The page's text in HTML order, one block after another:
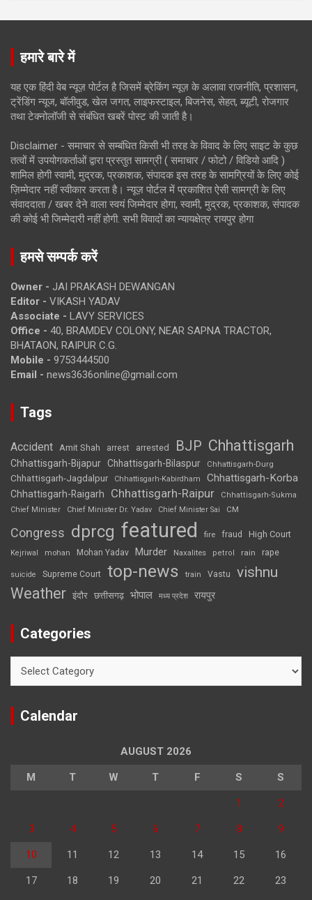
हमारे बारे में
यह एक हिंदी वेब न्यूज़ पोर्टल है जिसमें ब्रेकिंग न्यूज़ के अलावा राजनीति, प्रशासन,
ट्रेंडिंग न्यूज, बॉलीवुड, खेल जगत, लाइफस्टाइल, बिजनेस, सेहत, ब्यूटी, रोजगार
तथा टेक्नोलॉजी से संबंधित खबरें पोस्ट की जाती है।
Disclaimer - समाचार से सम्बंधित किसी भी तरह के विवाद के लिए साइट के कुछ
तत्वों में उपयोगकर्ताओं द्वारा प्रस्तुत सामग्री ( समाचार / फोटो / विडियो आदि )
शामिल होगी स्वामी, मुद्रक, प्रकाशक, संपादक इस तरह के सामग्रियों के लिए कोई
ज़िम्मेदार नहीं स्वीकार करता है। न्यूज़ पोर्टल में प्रकाशित ऐसी सामग्री के लिए
संवाददाता / खबर देने वाला स्वयं जिम्मेदार होगा, स्वामी, मुद्रक, प्रकाशक, संपादक
की कोई भी जिम्मेदारी नहीं होगी. सभी विवादों का न्यायक्षेत्र रायपुर होगा
हमसे सम्पर्क करें
Owner - JAI PRAKASH DEWANGAN
Editor - VIKASH YADAV
Associate - LAVY SERVICES
Office - 40, BRAMDEV COLONY, NEAR SAPNA TRACTOR,
BHATAON, RAIPUR C.G.
Mobile - 9753444500
Email - news3636online@gmail.com
Tags
Accident Amit Shah arrest arrested BJP Chhattisgarh
Chhattisgarh-Bijapur Chhattisgarh-Bilaspur Chhattisgarh-Durg
Chhattisgarh-Jagdalpur Chhattisgarh-Kabirdham Chhattisgarh-Korba
Chhattisgarh-Raigarh Chhattisgarh-Raipur
Chhattisgarh-Sukma
Chief Minister
Chief Minister Dr. Yadav Chief Minister Sai CM
Congress dprcg featured fire fraud High Court
Kejriwal mohan Mohan Yadav Murder Naxalites petrol rain rape
suicide Supreme Court top-news train Vastu vishnu
Weather इंदौर छत्तीसगढ़ भोपाल मध्य प्रदेश रायपुर
Categories
Calendar
AUGUST 2026
M T W T F S S
1 2
3 4 5 6 7 8 9
10 11 12 13 14 15 16
17 18 19 20 21 22 23